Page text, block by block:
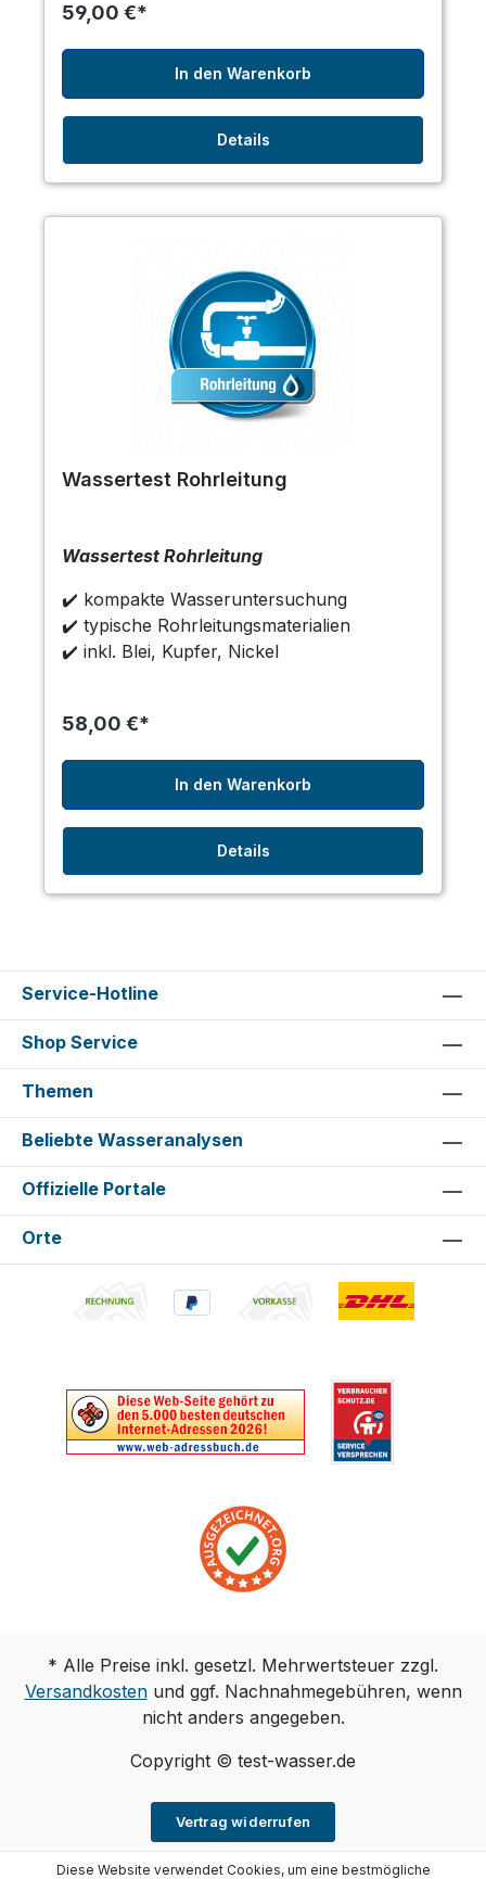
59,00 €*
In den Warenkorb
Details
Wassertest Rohrleitung
Wassertest Rohrleitung
✔️ kompakte Wasseruntersuchung
✔️ typische Rohrleitungsmaterialien
✔️ inkl. Blei, Kupfer, Nickel
58,00 €*
In den Warenkorb
Details
Service-Hotline
Shop Service
Themen
Beliebte Wasseranalysen
Offizielle Portale
Orte
* Alle Preise inkl. gesetzl. Mehrwertsteuer zzgl.
Versandkostenund ggf. Nachnahmegebühren, wenn
nicht anders angegeben.
Copyright © test-wasser.de
Diese Website verwendet Cookies, um eine bestmögliche
Vertrag widerrufen